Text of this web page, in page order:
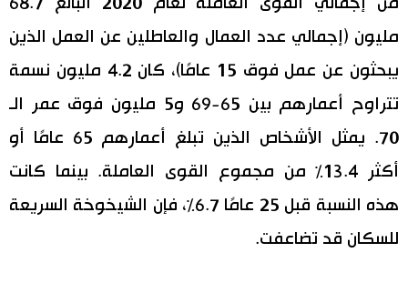
مليون (إجمالي عدد العمال والعاطلين عن العمل الذين
يبحثون عن عمل فوق 15 عامًا)، كان 4.2 مليون نسمة
تتراوح أعمارهم بين 65-69 و5 مليون فوق عمر الـ
70. يمثل الأشخاص الذين تبلغ أعمارهم 65 عامًا أو
أكثر 13.4٪ من مجموع القوى العاملة. بينما كانت
هذه النسبة قبل 25 عامًا 6.7٪، فإن الشيخوخة السريعة
للسكان قد تضاعفت.